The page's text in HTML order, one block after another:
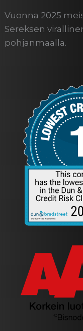
Vuonna 2025
Sereksen
pohjanmaalla.